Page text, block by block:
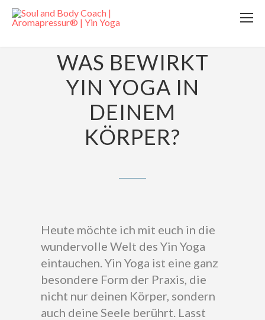
WAS BEWIRKT
YIN YOGA IN
DEINEM
KÖRPER?
Heute möchte ich mit euch in die
wundervolle Welt des Yin Yoga
eintauchen. Yin Yoga ist eine ganz
besondere Form der Praxis, die
nicht nur deinen Körper, sondern
auch deine Seele berührt. Lasst